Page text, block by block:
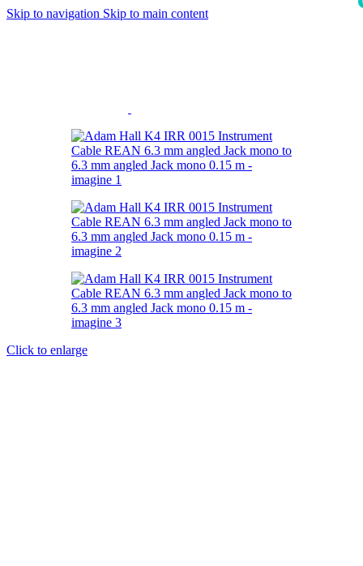
Skip to navigation Skip to main content
Click to enlarge